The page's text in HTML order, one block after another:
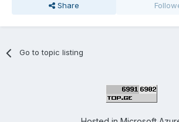
Share
Go to topic listing